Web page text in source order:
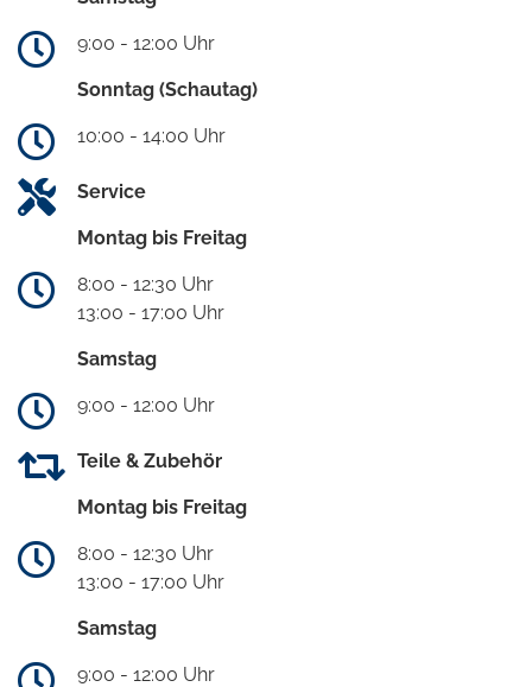
9:00 - 12:00 Uhr
Sonntag (Schautag)
10:00 - 14:00 Uhr
Service
Montag bis Freitag
8:00 - 12:30 Uhr
13:00 - 17:00 Uhr
Samstag
9:00 - 12:00 Uhr
Teile & Zubehör
Montag bis Freitag
8:00 - 12:30 Uhr
13:00 - 17:00 Uhr
Samstag
9:00 - 12:00 Uhr